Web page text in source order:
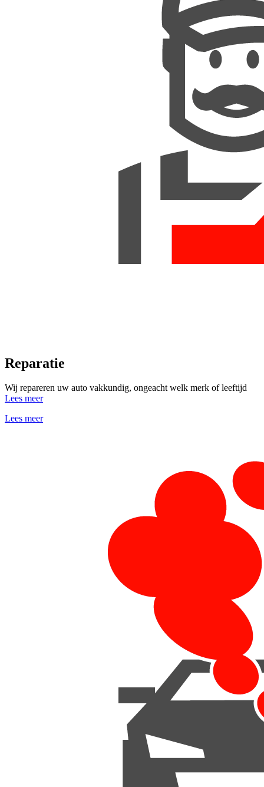
Reparatie
Wij repareren uw auto vakkundig, ongeacht welk merk of leeftijd
Lees meer
Lees meer